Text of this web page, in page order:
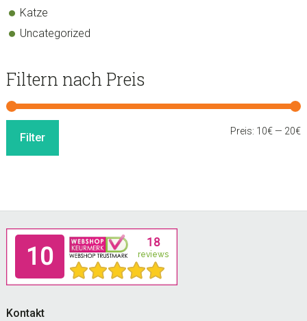
Katze
Uncategorized
Filtern nach Preis
Filter Preis: 10€— 20€
Footer
Kontakt